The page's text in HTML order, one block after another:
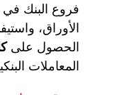
فروع البنك في
الأوراق،
الحصول على
المعاملات